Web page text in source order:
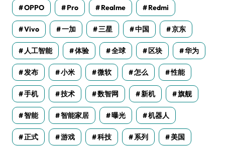
OPPO Pro Realme Redmi
Vivo 一加 三星 中国 京东
人工智能 体验 全球 区块 华为
发布 小米 微软 怎么 性能
手机 技术 数智网 新机 旗舰
智能 智能家居 曝光 机器人
正式 游戏 科技 系列 美国